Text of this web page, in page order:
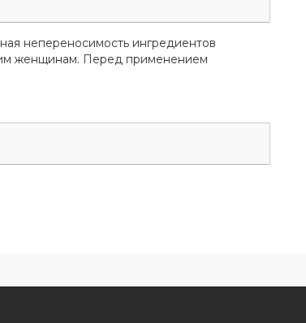
непереносимость ингредиентов
женщинам. Перед применением